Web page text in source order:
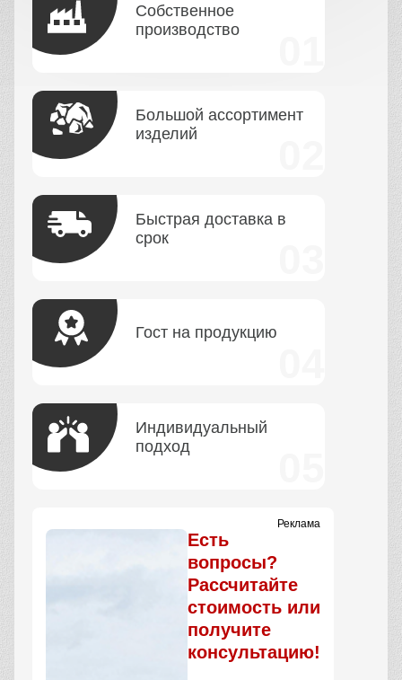
Собственное
производство
Большой ассортимент
изделий
Быстрая доставка в
срок
Гост на продукцию
Индивидуальный
подход
Реклама
Есть
вопросы?
Рассчитайте
стоимость или
получите
консультацию!